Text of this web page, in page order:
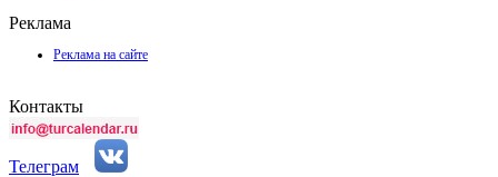
Реклама
Реклама на сайте
Контакты
Телеграм